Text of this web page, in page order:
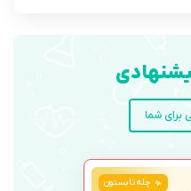
برای شما
چله تابستون